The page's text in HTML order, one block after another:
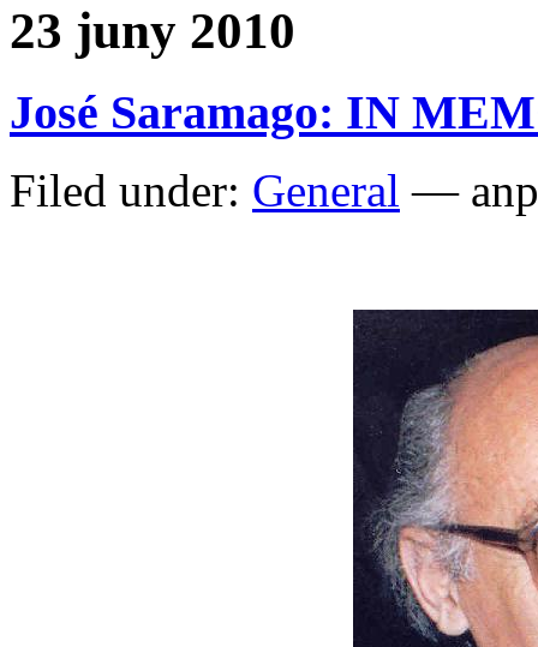
23 juny 2010
José Saramago: IN
Filed under: General —